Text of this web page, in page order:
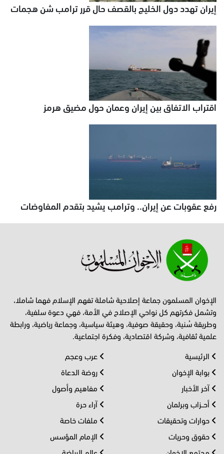
إيران تهدد دول الخليج بالقصف حال قرر ترامب شن هجمات
اقتراب الاتفاق بين إيران وعمان حول مضيق هرمز
رفع عقوبات عن إيران.. وترامب يشيد بتقدم المفاوضات
الإخوان المسلمون جماعة إصلاحية شاملة تفهم الإسلام فهما شاملا،
وتشمل فكرتهم كل نواحي الإصلاح في الأمة، فهي دعوة سلفية،
وطريقة سُنية، وحقيقة صوفية، وهيئة سياسية، وجماعة رياضية، ورابطة
علمية ثقافية، وشركة اقتصادية، وفكرة اجتماعية.
الرئيسية
بوابة الإخوان
آخر الأخبار
أحــزاب وبرلمان
حوارات وتحقيقات
حقوق وحريات
عرب وعجم
روضة الدعاة
مفاهيم وأصول
آراء حرة
ملفات خاصة
الإمام المؤسس